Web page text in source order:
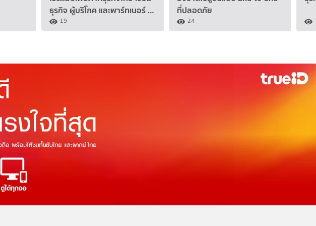
ธุรกิจ ผู้บริโภค และพาร์ทเนอร์ …
19
ที่ปลอดภัย
24